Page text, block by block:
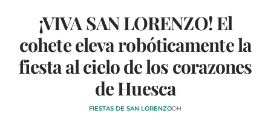
AGROALIMENTACIÓN
DEPORTES
CULTURA
¡VIVA SAN LORENZO! El
cohete eleva robóticamente la
fiesta al cielo de los corazones
de Huesca
FIESTAS DE SAN LORENZODH